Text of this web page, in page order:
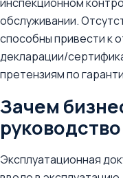
обслуживании.
способны привести к
декларации/
претензиям по
Зачем
Эксплуатационная